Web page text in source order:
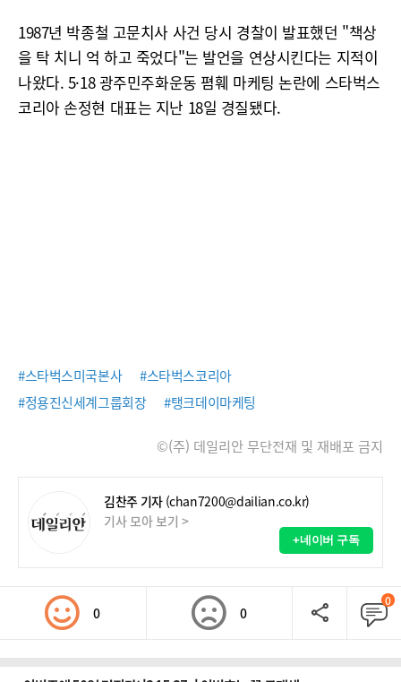
1987년 박종철 고문치사 사건 당시 경찰이 발표했던 "책상
을 탁 치니 억 하고 죽었다"는 발언을 연상시킨다는 지적이
나왔다. 5·18 광주민주화운동 폄훼 마케팅 논란에 스타벅스
코리아 손정현 대표는 지난 18일 경질됐다.
#스타벅스미국본사
#스타벅스코리아
#정용진신세계그룹회장
#탱크데이마케팅
©(주) 데일리안 무단전재 및 재배포 금지
김찬주 기자 (chan7200@dailian.co.kr)
기사 모아 보기 >
+네이버 구독
0 0
0